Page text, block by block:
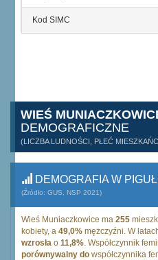
Kod SIMC
WIEŚ
DEMOGRAFICZNE
(LICZBA LUDNOŚCI, PŁEĆ
DEMOGRAFIA W
(Źródło: GUS, NSP 2021)
Wieś Muniaczkowice ma 255
kobiety, a 49,0% mężczyźni. W
wzrosła o 11,8%. Współczynnik
porównywalny do współczynnika